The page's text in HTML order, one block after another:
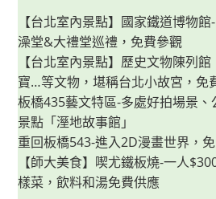
塔
+有
挑
戰
的
極
限
飛
輪，
公
園
乘
涼
處
超
多，
【台北室內景點】國家鐵道博物
澡堂&大禮堂巡禮，免費參觀
【台北室內景點】歷史文物陳列
寶…等文物，堪稱台北小故宮，免
板橋435藝文特區-多處好拍場景
景點「溼地故事館」
重回板橋543-進入2D漫畫世界，
【師大美食】喫尤鐵板燒-一人
樣菜，飲料和湯免費供應